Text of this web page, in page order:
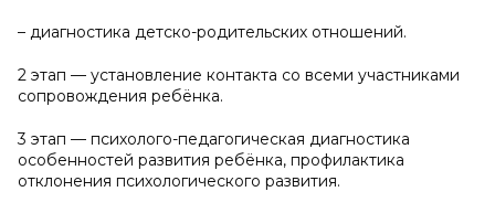
– диагностика детско-родительских отношений.
2 этап — установление контакта со всеми участниками
сопровождения ребёнка.
3 этап — психолого-педагогическая диагностика
особенностей развития ребёнка, профилактика
отклонения психологического развития.